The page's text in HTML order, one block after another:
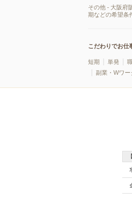
その他 - 大阪府
期などの希望条
こだわりでお仕
短期 単発
副業・Wワー